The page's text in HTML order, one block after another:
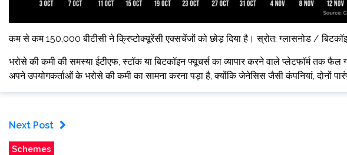
कम से कम 150,000 बीटीसी ने क्रिप्टोक्यूरेंसी एक्सचेंजों को छोड़ दिया है। स्रोत: ग्लासनोड /
भरोसे की कमी की समस्या ईटीएफ, स्टॉक या बिटकॉइन फ्यूचर्स का व्यापार करने वाले प्लेटफॉर्म तक
अपने उपयोगकर्ताओं के भरोसे की कमी का सामना करना पड़ा है, क्योंकि जेनेसिस जैसी कंपनियां, दोनों
Next Post
Schemes